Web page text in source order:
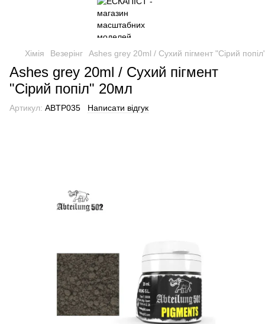
Хімія Везерінг Ashes grey 20ml / Сухий пігмент "Сірий
Ashes grey 20ml / Сухий пігмент
"Сірий попіл" 20мл
Артикул: ABTP035 Написати відгук